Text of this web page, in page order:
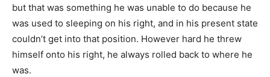
but that was something he was unable to do because he
was used to sleeping on his right, and in his present state
couldn’t get into that position. However hard he threw
himself onto his right, he always rolled back to where he
was.